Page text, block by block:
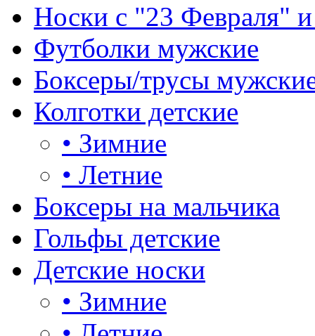
Носки с "23 Февраля"
Футболки мужские
Боксеры/трусы
Колготки детские
• Зимние
• Летние
Боксеры на мальчика
Гольфы детские
Детские носки
• Зимние